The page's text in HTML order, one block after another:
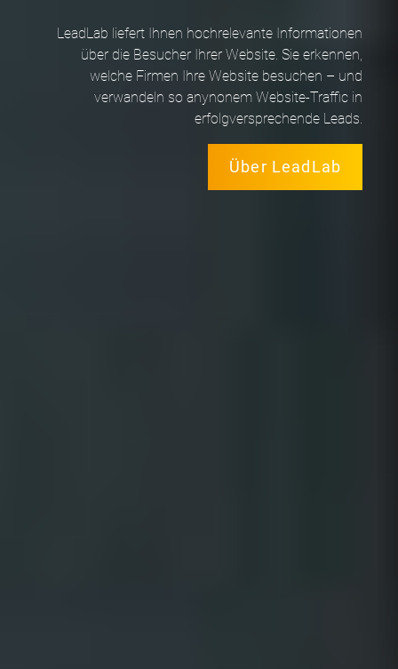
LeadLab liefert Ihnen hochrelevante Informationen
über die Besucher Ihrer Website. Sie erkennen,
welche Firmen Ihre Website besuchen – und
verwandeln so anynonem Website-Traffic in
erfolgversprechende Leads.
Über LeadLab